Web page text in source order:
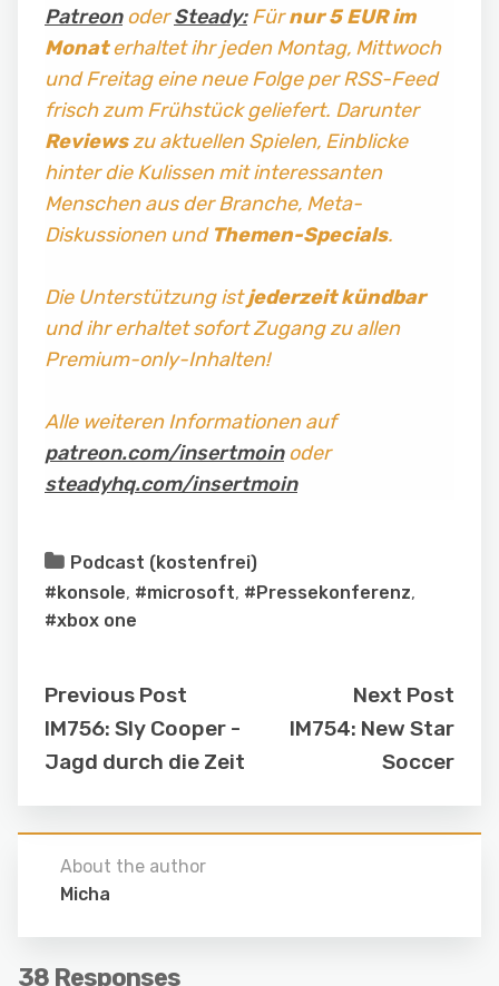
PatreonoderSteady:Fürnur 5 EUR im
Monaterhaltet ihr jeden Montag, Mittwoch
und Freitag eine neue Folge per RSS-Feed
frisch zum Frühstück geliefert. Darunter
Reviewszu aktuellen Spielen, Einblicke
hinter die Kulissen mit interessanten
Menschen aus der Branche, Meta-
Diskussionen und Themen-Specials.
Die Unterstützung istjederzeit kündbar
und ihr erhaltet sofort Zugang zu allen
Premium-only-Inhalten!
Alle weiteren Informationen auf
patreon.com/insertmoinoder
steadyhq.com/insertmoin
Podcast (kostenfrei)
#konsole, #microsoft, #Pressekonferenz,
#xbox one
Previous Post
IM756: Sly Cooper -
Jagd durch die Zeit
Next Post
IM754: New Star
Soccer
About the author
Micha
38 Responses